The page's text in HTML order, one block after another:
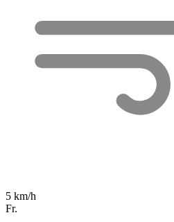
5 km/h
Fr.